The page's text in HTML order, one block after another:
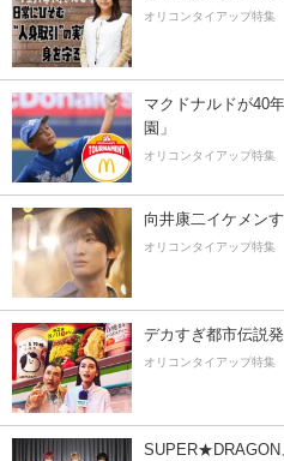
オリコンタイアップ特集
マクドナルドが40
園」
オリコンタイアップ特集
向井康二イケメン
オリコンタイアップ特集
デカすぎ都市伝説
オリコンタイアップ特集
SUPER★DRAGON